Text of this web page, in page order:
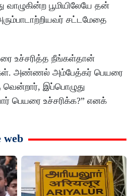
பூமியிலேயே தன்
சட்டமேதை
உச்சரித்த நீங்கள்தான்
அண்ணல் அம்பேத்கர் பெயரை
வென்றார், இப்பொழுது
பெயரை உச்சரிக்க?” எனக்
web